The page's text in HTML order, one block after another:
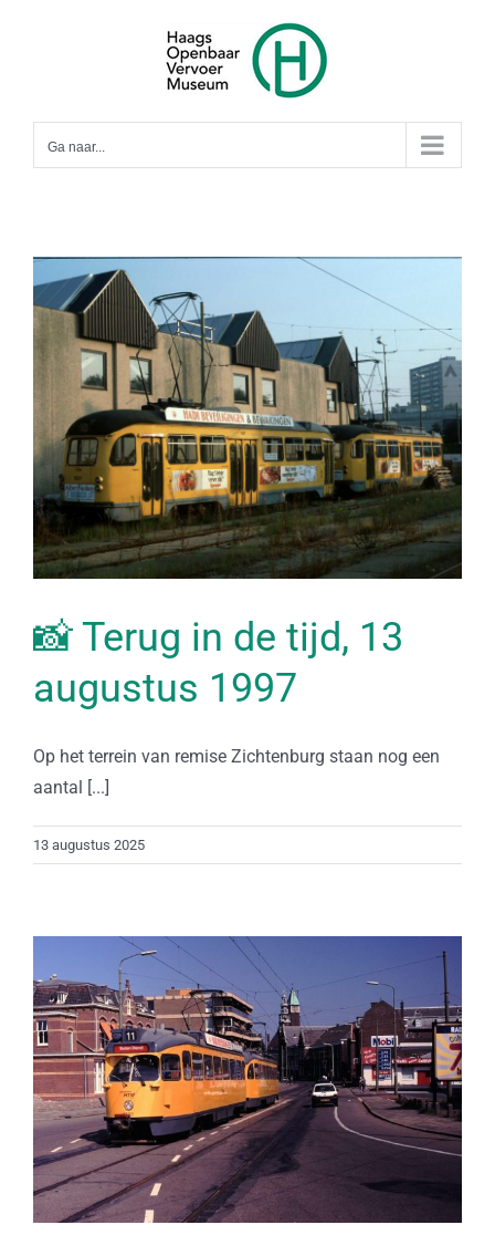
Ga naar...
📸 Terug in de tijd, 13
augustus 1997
Op het terrein van remise Zichtenburg staan nog een
aantal [...]
13 augustus 2025